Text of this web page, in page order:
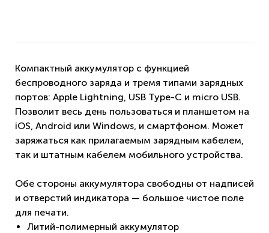
Компактный аккумулятор c функцией
беспроводного заряда и тремя типами зарядных
портов: Apple Lightning, USB Type-C и micro USB.
Позволит весь день пользоваться и планшетом на
iOS, Android или Windows, и смартфоном. Может
заряжаться как прилагаемым зарядным кабелем,
так и штатным кабелем мобильного устройства.
Обе стороны аккумулятора свободны от надписей
и отверстий индикатора — большое чистое поле
для печати.
Литий-полимерный аккумулятор